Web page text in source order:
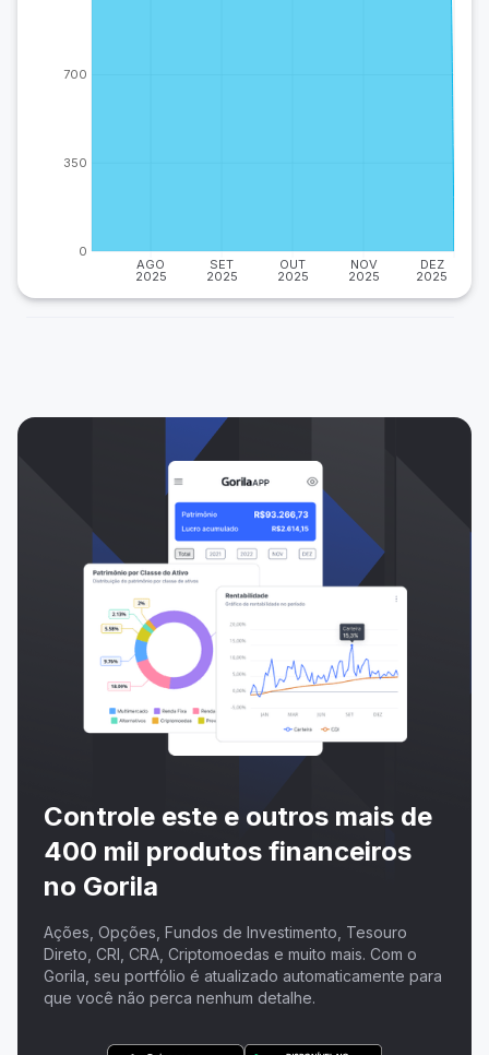
AGO
2025
SET
2025
OUT
2025
NOV
2025
DEZ
2025
0
350
700
Controle este e outros mais de
400 mil produtos financeiros
no Gorila
Ações, Opções, Fundos de Investimento, Tesouro
Direto, CRI, CRA, Criptomoedas e muito mais. Com o
Gorila, seu portfólio é atualizado automaticamente para
que você não perca nenhum detalhe.